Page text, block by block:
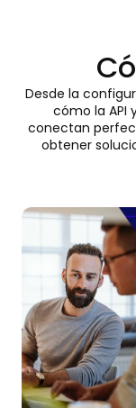
Desde la
cómo la API
conectan
obtener